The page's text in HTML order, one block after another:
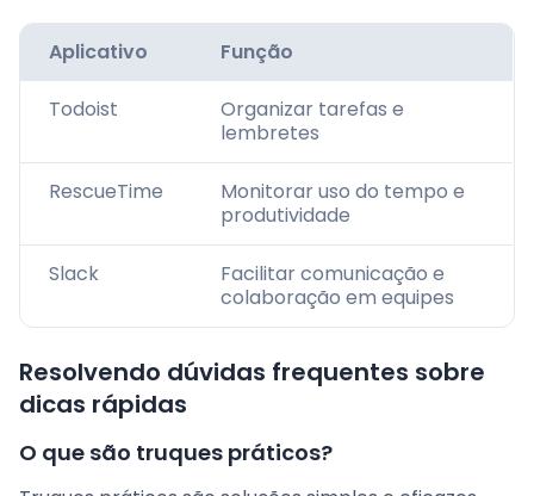
Aplicativo Função
Todoist
Organizar tarefas e
lembretes
RescueTime
Monitorar uso do tempo e
produtividade
Slack
Facilitar comunicação e
colaboração em equipes
Resolvendo dúvidas frequentes sobre
dicas rápidas
O que são truques práticos?